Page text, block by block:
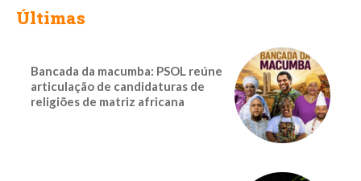
Últimas
Bancada da macumba: PSOL reúne
articulação de candidaturas de
religiões de matriz africana